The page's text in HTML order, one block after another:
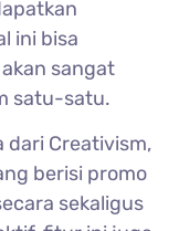
ini bisa
sangat
satu-satu.
dari Creativism,
berisi promo
sekaligus